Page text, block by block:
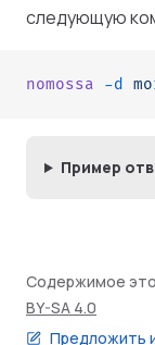
следующую
nomossa -d
Пример
Содержимое
BY-SA 4.0
Предложить